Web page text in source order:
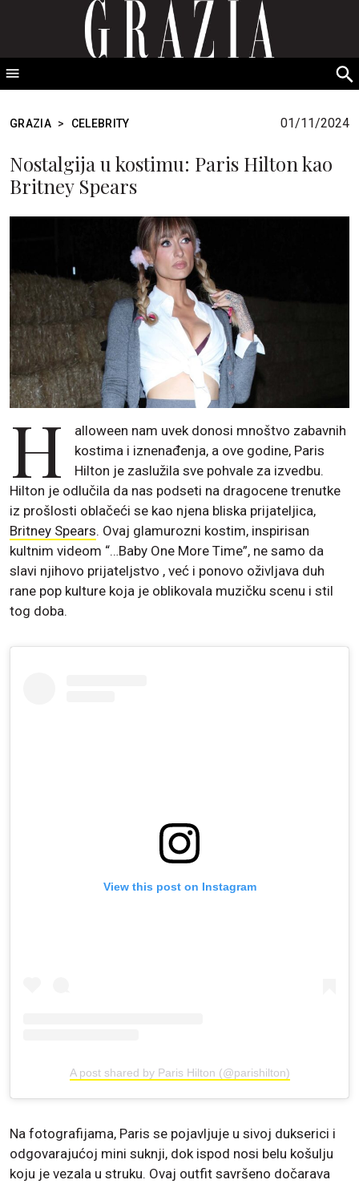
GRAZIA Srbija
GRAZIA > CELEBRITY 01/11/2024
Nostalgija u kostimu: Paris Hilton kao
Britney Spears
H
alloween nam uvek donosi mnoštvo zabavnih
kostima i iznenađenja, a ove godine, Paris
Hilton je zaslužila sve pohvale za izvedbu.
Hilton je odlučila da nas podseti na dragocene trenutke
iz prošlosti oblačeći se kao njena bliska prijateljica,
Britney Spears. Ovaj glamurozni kostim, inspirisan
kultnim videom “…Baby One More Time”, ne samo da
slavi njihovo prijateljstvo , već i ponovo oživljava duh
rane pop kulture koja je oblikovala muzičku scenu i stil
tog doba.
View this post on Instagram
A post shared by Paris Hilton (@parishilton)
Na fotografijama, Paris se pojavljuje u sivoj dukserici i
odgovarajućoj mini suknji, dok ispod nosi belu košulju
koju je vezala u struku. Ovaj outfit savršeno dočarava